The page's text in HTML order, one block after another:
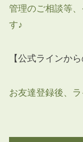
管理のご相談等
す♪
【公式ラインか
お友達登録後、